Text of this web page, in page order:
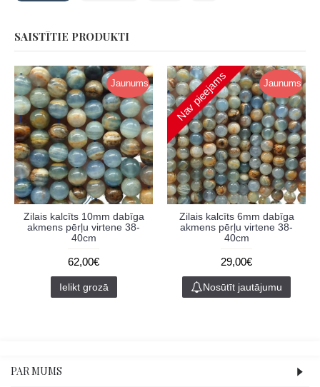
SAISTĪTIE PRODUKTI
Jaunums
Zilais kalcīts 10mm dabīga
akmens pērļu virtene 38-
40cm
62,00€
Ielikt grozā
Jaunums
Nav pieejams
Zilais kalcīts 6mm dabīga
akmens pērļu virtene 38-
40cm
29,00€
Nosūtīt jautājumu
PAR MUMS